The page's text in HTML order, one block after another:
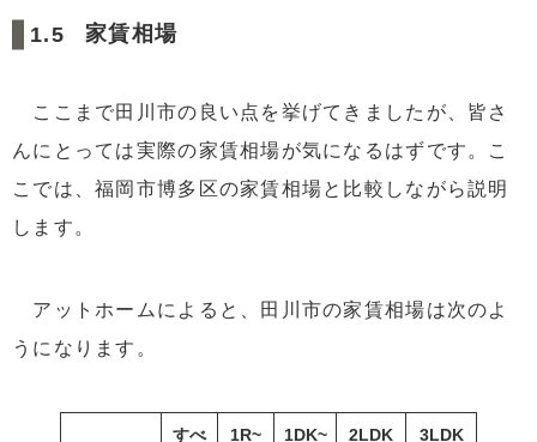
家賃相場
ここまで田川市の良い点を挙げてきましたが、皆さ
んにとっては実際の家賃相場が気になるはずです。こ
こでは、福岡市博多区の家賃相場と比較しながら説明
します。
アットホームによると、田川市の家賃相場は次のよ
うになります。
すべ
1R~
1DK~
2LDK
3LDK